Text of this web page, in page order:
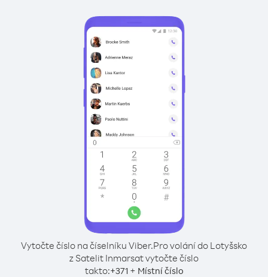
Vytočte číslo na číselníku Viber.Pro volání do Lotyšsko
z Satelit Inmarsat vytočte číslo
takto:+371+ Místní číslo